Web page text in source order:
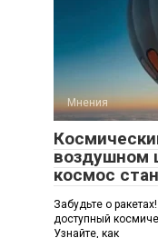
Мнения
воздушном
космос
Забудьте о
доступный
Узнайте, как